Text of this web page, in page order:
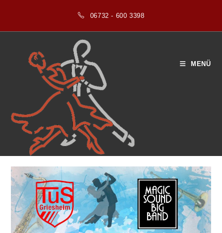
springen
06732 - 600 3398
MENÜ
Jährliches Archiv: 2026
> 2026